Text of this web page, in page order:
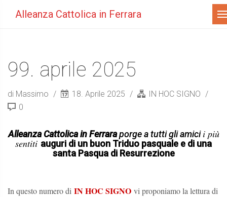
Alleanza Cattolica in Ferrara
99. aprile 2025
di Massimo 18. Aprile 2025
IN HOC SIGNO
0
Alleanza Cattolica in Ferraraporge a tutti gli amicii più
sentiti auguri di un buon Triduo pasquale e di una
santa Pasqua di Resurrezione
In questo numero di IN HOC SIGNO vi proponiamo la lettura di